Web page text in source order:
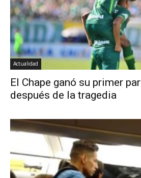
Actualidad
El Chape ganó su primer
después de la tragedia